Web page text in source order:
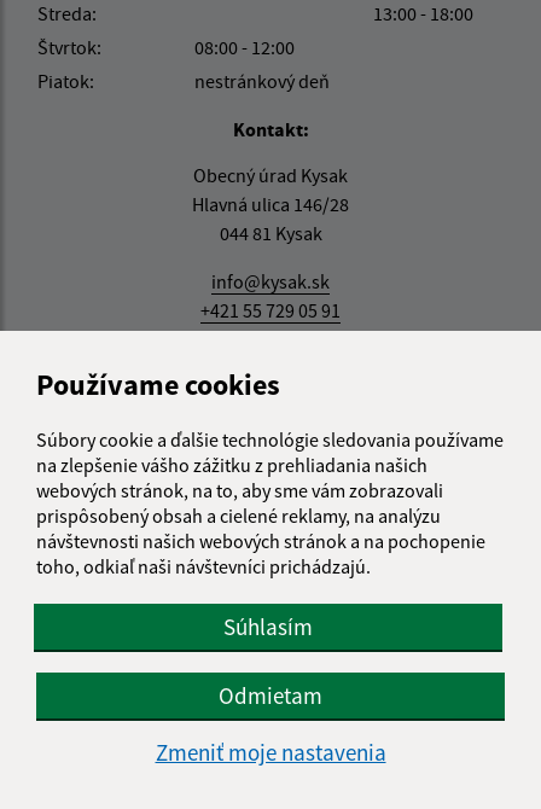
Používame cookies
Súbory cookie a ďalšie technológie sledovania používame
na zlepšenie vášho zážitku z prehliadania našich
webových stránok, na to, aby sme vám zobrazovali
prispôsobený obsah a cielené reklamy, na analýzu
návštevnosti našich webových stránok a na pochopenie
toho, odkiaľ naši návštevníci prichádzajú.
Súhlasím
Odmietam
Zmeniť moje nastavenia
Streda:
13:00 - 18:00
Štvrtok:
08:00 - 12:00
Piatok:
nestránkový deň
Kontakt:
Obecný úrad Kysak
Hlavná ulica 146/28
044 81 Kysak
info@kysak.sk
+421 55 729 05 91